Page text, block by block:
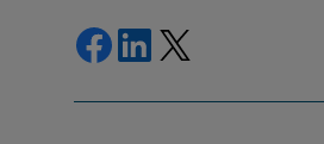
Поделись Facebook
Поделись LinkedIn